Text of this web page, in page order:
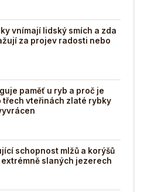
vnímají lidský smích a zda
za projev radosti nebo
paměť u ryb a proč je
třech vteřinách zlaté rybky
schopnost mlžů a korýšů
extrémně slaných jezerech